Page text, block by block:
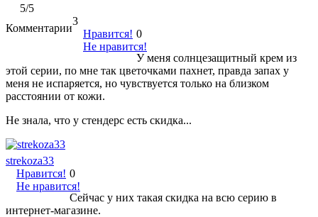
5/5
Комментарии
3
Нравится!
Не нравится!
0
У меня солнцезащитный крем из
этой серии, по мне так цветочками пахнет, правда запах у
меня не испаряется, но чувствуется только на близком
расстоянии от кожи.
Не знала, что у стендерс есть скидка...
strekoza33
Нравится!
Не нравится!
0
Сейчас у них такая скидка на всю серию в
интернет-магазине.